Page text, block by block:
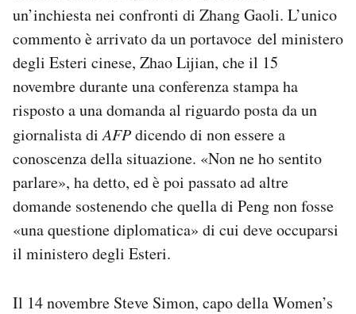
un’inchiesta nei confronti di Zhang Gaoli. L’unico
commento è arrivato da un portavoce del ministero
degli Esteri cinese, Zhao Lijian, che il 15
novembre durante una conferenza stampa ha
risposto a una domanda al riguardo posta da un
giornalista diAFPdicendo di non essere a
conoscenza della situazione. «Non ne ho sentito
parlare», ha detto, ed è poi passato ad altre
domande sostenendo che quella di Peng non fosse
«una questione diplomatica» di cui deve occuparsi
il ministero degli Esteri.
Il 14 novembre Steve Simon, capo della Women’s